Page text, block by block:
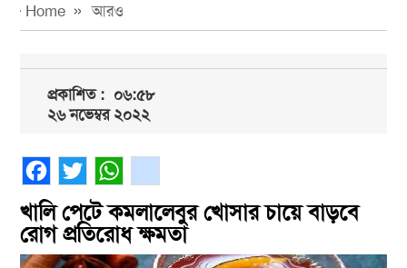
Home আরও
প্রকাশিত :০৬:৫৮
২৬ নভেম্বর ২০২২
খালি পেটে কমলালেবুর খোসার চায়ে বাড়বে
রোগ প্রতিরোধ ক্ষমতা